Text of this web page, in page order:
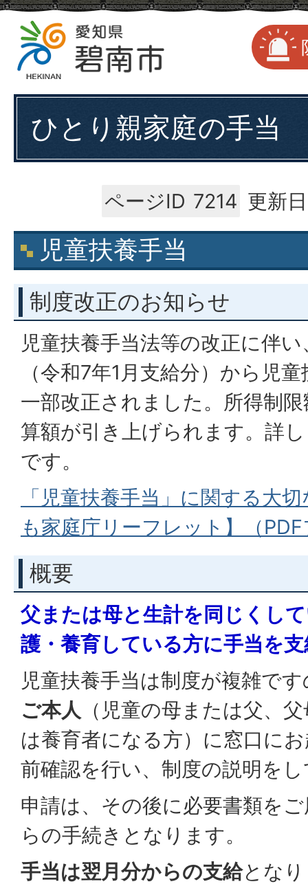
ひとり親家庭の手当
ページID 7214 更新
児童扶養手当
制度改正のお知らせ
児童扶養手当法等の改正に伴
（令和7年1月支給分）から児
一部改正されました。所得制
算額が引き上げられます。詳
です。
「児童扶養手当」に関する大
も家庭庁リーフレット】（
概要
父または母と生計を同じくし
護・養育している方に手当を
児童扶養手当は制度が複雑で
ご本人 （児童の母または父、
は養育者になる方）に窓口に
前確認を行い、制度の説明を
申請は、その後に必要書類を
らの手続きとなります。
手当は翌月分からの支給とな